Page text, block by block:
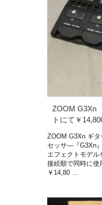
ZOOM G3Xn
トにて￥
ZOOM G3Xn ギ
セッサ―『G3Xn
エフェクトモデル
接続順で同時に使
￥14,80 …